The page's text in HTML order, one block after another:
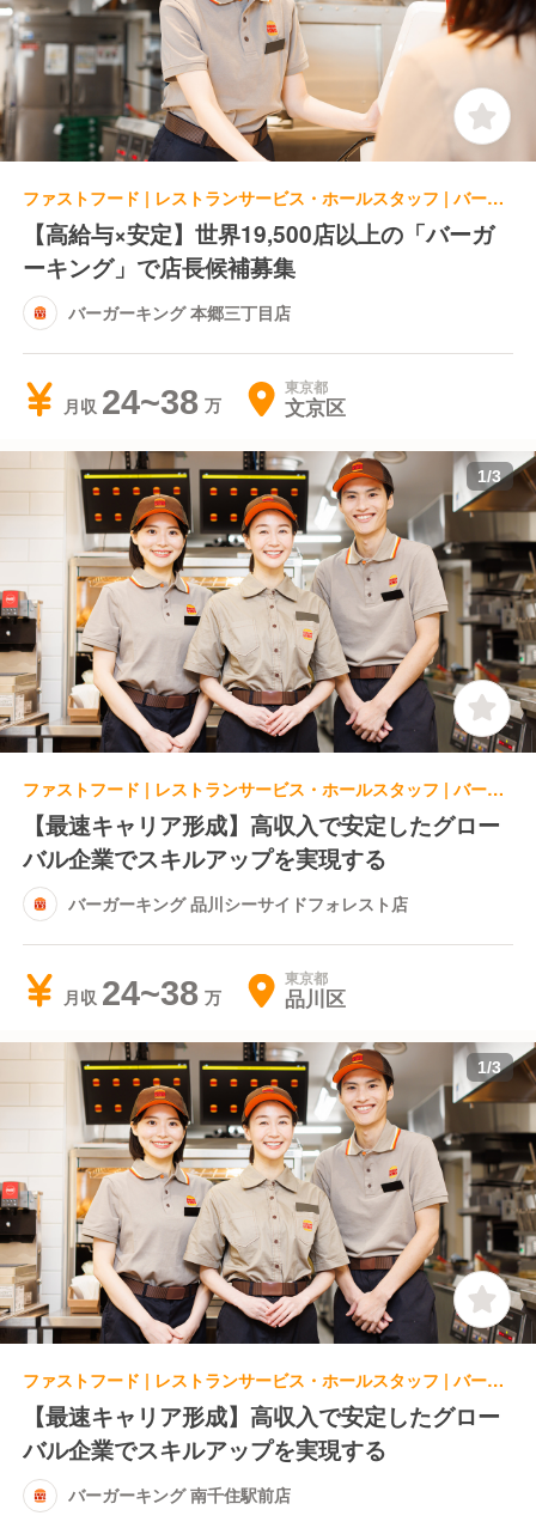
ファストフード | レストランサービス・ホールスタッフ | バーガーキング 本郷三丁目店
【高給与×安定】世界19,500店以上の「バーガ
ーキング」で店長候補募集
バーガーキング 本郷三丁目店
月収 24~38 東京都
文京区
1/3
ファストフード | レストランサービス・ホールスタッフ | バーガーキング 品川シーサイドフォレスト店
【最速キャリア形成】高収入で安定したグロー
バル企業でスキルアップを実現する
バーガーキング 品川シーサイドフォレスト店
月収 24~38 東京都
品川区
1/3
ファストフード | レストランサービス・ホールスタッフ | バーガーキング 南千住駅前店
【最速キャリア形成】高収入で安定したグロー
バル企業でスキルアップを実現する
バーガーキング 南千住駅前店